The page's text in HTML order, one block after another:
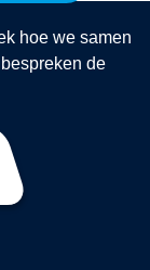
hoe we samen
de